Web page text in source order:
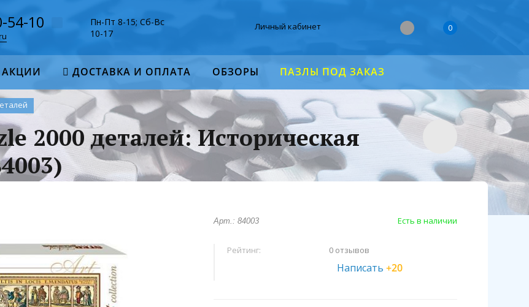
54-10
Пн-Пт 8-15; Сб-Вс
10-17
Личный кабинет 0
АКЦИИ ДОСТАВКА И ОПЛАТА ОБЗОРЫ ПАЗЛЫ ПОД ЗАКАЗ
2000 деталей: Историческая
Арт.: 84003 Есть в наличии
Рейтинг: 0 отзывов
Написать+20